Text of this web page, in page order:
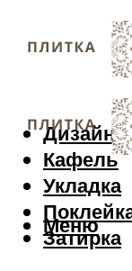
Дизайн
Кафель
Укладка
Затирка
Меню